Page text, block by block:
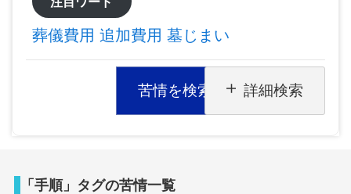
葬儀費用 追加費用 墓じまい
苦情を検索 詳細検索
「手順」タグの苦情一覧